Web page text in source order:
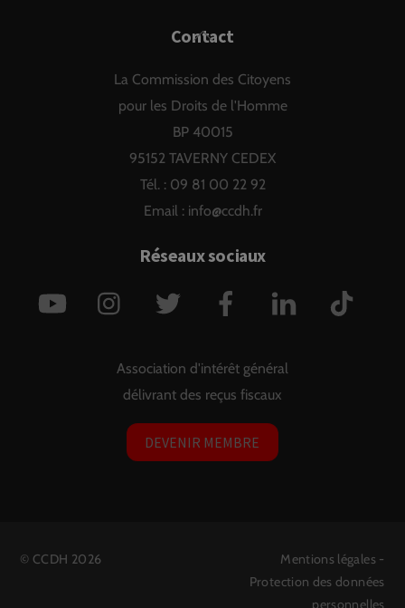
Back
Top
Contact
La Commission des Citoyens
pour les Droits de l'Homme
BP 40015
95152 TAVERNY CEDEX
Tél. : 09 81 00 22 92
Email : info@ccdh.fr
Réseaux sociaux
YouTube Instagram Twitter Facebook LinkedIn
Association d'intérêt général
délivrant des reçus fiscaux
DEVENIR MEMBRE
© CCDH 2026 Mentions légales -
Protection des données
personnelles